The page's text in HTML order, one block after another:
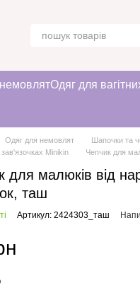
Одяг для
Одяг для немовлят Шапочки та
Minikin
Чепчик для
для малюків від
таш
Артикул: 2424303_таш